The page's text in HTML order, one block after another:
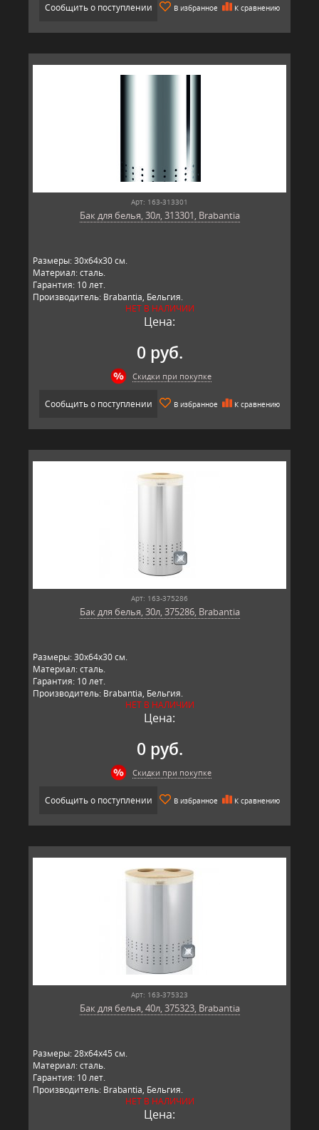
Сообщить о поступлении В избранное К сравнению
Арт: 163-313301
Бак для белья, 30л, 313301, Brabantia
Размеры: 30х64х30 см.
Материал: сталь.
Гарантия: 10 лет.
Производитель: Brabantia, Бельгия.
НЕТ В НАЛИЧИИ
Цена:
0 руб.
Скидки при покупке
Сообщить о поступлении В избранное К сравнению
Арт: 163-375286
Бак для белья, 30л, 375286, Brabantia
Размеры: 30х64х30 см.
Материал: сталь.
Гарантия: 10 лет.
Производитель: Brabantia, Бельгия.
НЕТ В НАЛИЧИИ
Цена:
0 руб.
Скидки при покупке
Сообщить о поступлении В избранное К сравнению
Арт: 163-375323
Бак для белья, 40л, 375323, Brabantia
Размеры: 28х64х45 см.
Материал: сталь.
Гарантия: 10 лет.
Производитель: Brabantia, Бельгия.
НЕТ В НАЛИЧИИ
Цена: